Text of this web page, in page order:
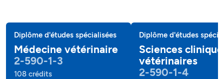
Diplôme d'études spécialisées
Médecine vétérinaire
2-590-1-3
108 crédits
Diplôme d'études
Sciences
vétérinaires
2-590-1-4